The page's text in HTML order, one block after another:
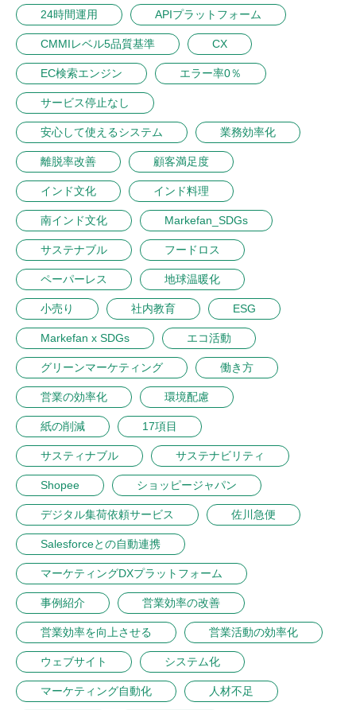
24時間運用 APIプラットフォーム
CMMIレベル5品質基準 CX
EC検索エンジン エラー率0％
サービス停止なし
安心して使えるシステム 業務効率化
離脱率改善 顧客満足度
インド文化 インド料理
南インド文化 Markefan_SDGs
サステナブル フードロス
ペーパーレス 地球温暖化
小売り 社内教育 ESG
Markefan x SDGs エコ活動
グリーンマーケティング 働き方
営業の効率化 環境配慮
紙の削減 17項目
サスティナブル サステナビリティ
Shopee ショッピージャパン
デジタル集荷依頼サービス 佐川急便
Salesforceとの自動連携
マーケティングDXプラットフォーム
事例紹介 営業効率の改善
営業効率を向上させる 営業活動の効率化
ウェブサイト システム化
マーケティング自動化 人材不足